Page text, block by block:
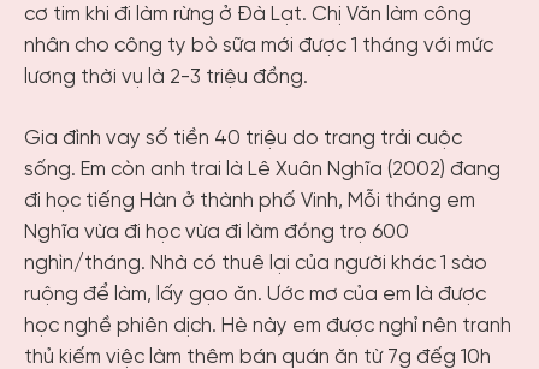
cơ tim khi đi làm rừng ở Đà Lạt. Chị Văn làm công
nhân cho công ty bò sữa mới được 1 tháng với mức
lương thời vụ là 2-3 triệu đồng.
Gia đình vay số tiền 40 triệu do trang trải cuộc
sống. Em còn anh trai là Lê Xuân Nghĩa (2002) đang
đi học tiếng Hàn ở thành phố Vinh, Mỗi tháng em
Nghĩa vừa đi học vừa đi làm đóng trọ 600
nghìn/tháng. Nhà có thuê lại của người khác 1 sào
ruộng để làm, lấy gạo ăn. Ước mơ của em là được
học nghề phiên dịch. Hè này em được nghỉ nên tranh
thủ kiếm việc làm thêm bán quán ăn từ 7g đếg 10h